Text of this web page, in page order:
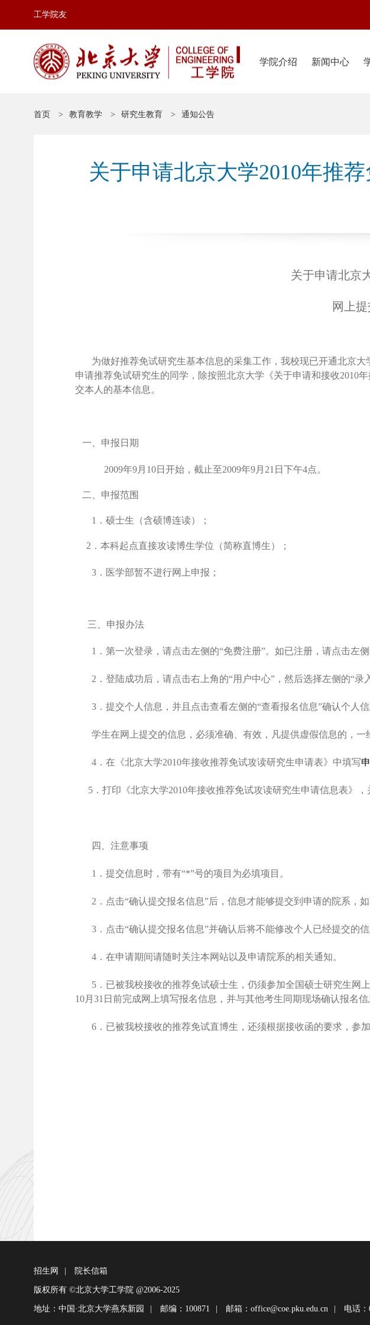
工学院友
学院介绍 新闻中心
首页 教育教学 研究生教育 通知公告
关于申请北京大学2010年推
关于申请北京
网上
为做好推荐免试研究生基本信息的采集工作，我校现已开通北京大
申请推荐免试研究生的同学，除按照北京大学《关于申请和接收2010年
交本人的基本信息。
一、申报日期
2009年9月 10日开始，截止至2009年9月 21日下午4点。
二、申报范围
1 ．硕士生（含硕博连读）；
2 ． 本科起点直接攻读博生学位（简称直博生）；
3 ．医学部暂不进行网上申报；
三、申报办法
1 ．第一次登录，请点击左侧的“免费注册”。如已注册，请点击左侧
2 ．登陆成功后，请点击右上角的“用户中心”，然后选择左侧的“录
3 ．提交个人信息，并且点击查看左侧的“查看报名信息”确认个人
学生在网上提交的信息，必须准确、有效，凡提供虚假信息的，一
4 ．在《北京大学2010年接收推荐免试攻读研究生申请表》中填写
5．打印《北京大学2010年接收推荐免试攻读研究生申请信息表》
四、 注意事项
1 ．提交信息时，带有“*”号的项目为必填项目。
2 ．点击“确认提交报名信息”后，信息才能够提交到申请的院系，
3 ．点击“确认提交报名信息”并确认后将不能修改个人已经提交的
4 ．在申请期间请随时关注本网站以及申请院系的相关通知。
5 ． 已被我校接收的推荐免试硕士生， 仍须参加全国硕士研究生网上
10月 31 日前完成网上填写报名信息，并与其他考生同期现场确认报名信
6 ． 已被我校接收的推荐免试直博生，还须根据接收函的要求，参
招生网 院长信箱
版权所有 ©北京大学工学院 @2006-2025
地址：中国·北京大学燕东新园 邮编：100871 邮箱：office@coe.pku.edu.cn 电话：